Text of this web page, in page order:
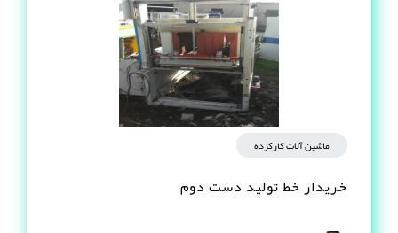
ماشین آلات کارکرده
خریدار خط تولید دست دوم